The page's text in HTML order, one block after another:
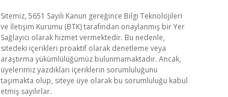
Sitemiz, 5651 Sayılı Kanun gereğince Bilgi Teknolojileri
ve İletişim Kurumu (BTK) tarafından onaylanmış bir Yer
Sağlayıcı olarak hizmet vermektedir. Bu nedenle,
sitedeki içerikleri proaktif olarak denetleme veya
araştırma yükümlülüğümüz bulunmamaktadır. Ancak,
üyelerimiz yazdıkları içeriklerin sorumluluğunu
taşımakta olup, siteye üye olarak bu sorumluluğu kabul
etmiş sayılırlar.